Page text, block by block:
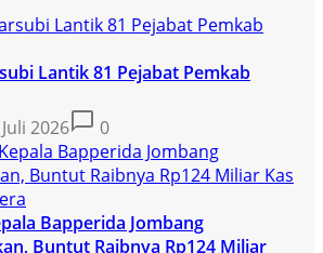
Lantik 81 Pejabat Pemkab
2026 0
Bapperida Jombang
Buntut Raibnya Rp124 Miliar